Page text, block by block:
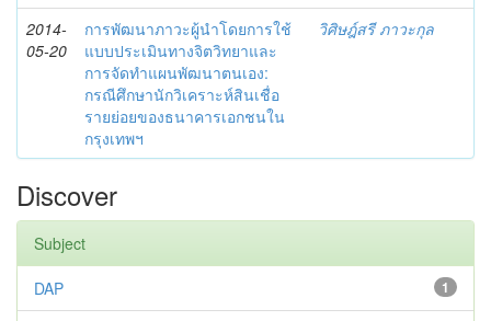
2014-
05-20
การพัฒนาภาวะผู้นำโดยการใช้
แบบประเมินทางจิตวิทยาและ
การจัดทำแผนพัฒนาตนเอง:
กรณีศึกษานักวิเคราะห์สินเชื่อ
รายย่อยของธนาคารเอกชนใน
กรุงเทพฯ
วิศิษฎ์สรี ภาวะกุล
Discover
Subject
1
DAP